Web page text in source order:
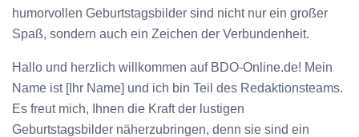
humorvollen Geburtstagsbilder sind nicht nur ein großer
Spaß, sondern auch ein Zeichen der Verbundenheit.
Hallo und herzlich willkommen auf BDO-Online.de! Mein
Name ist [Ihr Name] und ich bin Teil des Redaktionsteams.
Es freut mich, Ihnen die Kraft der lustigen
Geburtstagsbilder näherzubringen, denn sie sind ein